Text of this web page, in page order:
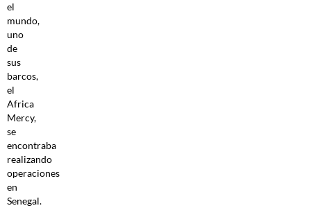
el
mundo,
uno
de
sus
barcos,
el
Africa
Mercy,
se
encontraba
realizando
operaciones
en
Senegal.